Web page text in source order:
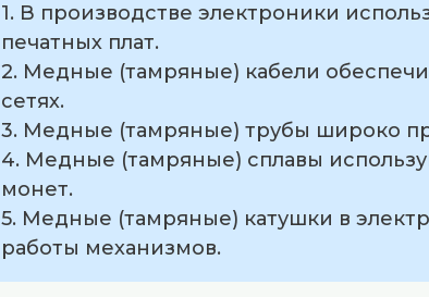
1. В производстве электроники
печатных плат.
2. Медные (тамряные) кабели
сетях.
3. Медные (тамряные) трубы широко
4. Медные (тамряные) сплавы
монет.
5. Медные (тамряные) катушки в
работы механизмов.